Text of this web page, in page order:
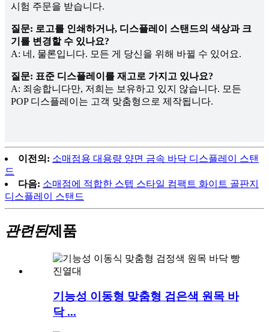
시험 주문을 받습니다.
질문: 로고를 인쇄하거나, 디스플레이 스탠드의 색상과 크
기를 변경할 수 있나요?
A: 네, 물론입니다. 모든 게 당신을 위해 바뀔 수 있어요.
질문: 표준 디스플레이를 재고로 가지고 있나요?
A: 죄송합니다만, 저희는 보유하고 있지 않습니다. 모든
POP 디스플레이는 고객 맞춤형으로 제작됩니다.
이전의: 소매점용 대용량 양면 금속 바닥 디스플레이 스탠
드
다음: 소매점에 적합한 스텝 스타일 컴팩트 화이트 골판지
디스플레이 스탠드
관련된제품
기능성 이동형 맞춤형 검은색 원목 바
닥 ...